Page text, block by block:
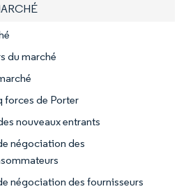
du marché
forces de Porter
nouveaux entrants
négociation des
négociation des fournisseurs